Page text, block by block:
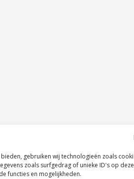
gebruiken wij technologieën zoals
zoals surfgedrag of unieke ID's op
functies en mogelijkheden.